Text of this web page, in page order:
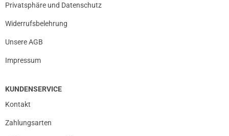
Privatsphäre und Datenschutz
Widerrufsbelehrung
Unsere AGB
Impressum
KUNDENSERVICE
Kontakt
Zahlungsarten